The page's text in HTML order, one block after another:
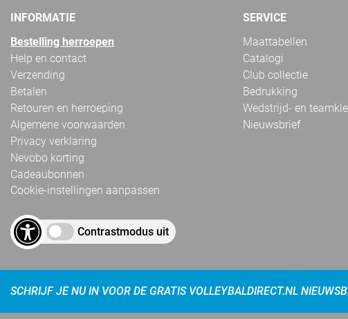
INFORMATIE
Bestelling herroepen
Help en contact
Verzending
Betalen
Retouren en herroeping
Algemene voorwaarden
Privacy verklaring
Nevobo korting
Cadeaubonnen
Cookie-instellingen aanpassen
Contrastmodus uit
SERVICE
Maattabellen
Catalogi
Club collectie
Bedrukking
Wedstrijd- en
Nieuwsbrief
SCHRIJF JE NU IN VOOR DE GRATIS VOLLEYBALDIRECT.NL